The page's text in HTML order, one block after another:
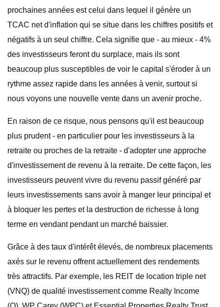
prochaines années est celui dans lequel il génère un
TCAC net d'inflation qui se situe dans les chiffres positifs et
négatifs à un seul chiffre. Cela signifie que - au mieux - 4%
des investisseurs feront du surplace, mais ils sont
beaucoup plus susceptibles de voir le capital s'éroder à un
rythme assez rapide dans les années à venir, surtout si
nous voyons une nouvelle vente dans un avenir proche.
En raison de ce risque, nous pensons qu'il est beaucoup
plus prudent - en particulier pour les investisseurs à la
retraite ou proches de la retraite - d'adopter une approche
d'investissement de revenu à la retraite. De cette façon, les
investisseurs peuvent vivre du revenu passif généré par
leurs investissements sans avoir à manger leur principal et
à bloquer les pertes et la destruction de richesse à long
terme en vendant pendant un marché baissier.
Grâce à des taux d'intérêt élevés, de nombreux placements
axés sur le revenu offrent actuellement des rendements
très attractifs. Par exemple, les REIT de location triple net
(VNQ) de qualité investissement comme Realty Income